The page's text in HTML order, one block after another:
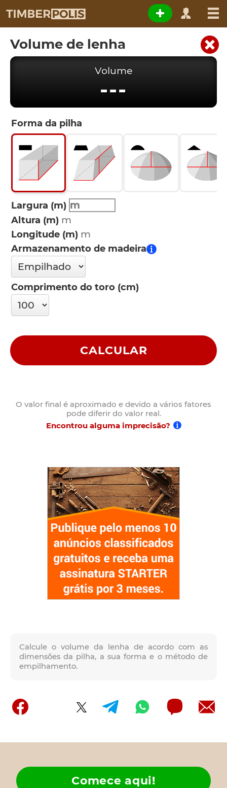
Volume de lenha
Calcule o volume da lenha de acordo com as
dimensões da pilha, a sua forma e o método de
empilhamento.
Volume
---
Forma da pilha
Largura (m)
Altura (m)
Longitude (m)
Armazenamento de madeira
Comprimento do toro (cm)
CALCULAR
O valor final é aproximado e devido a vários fatores
pode diferir do valor real.
Encontrou alguma imprecisão?
Comece aqui!